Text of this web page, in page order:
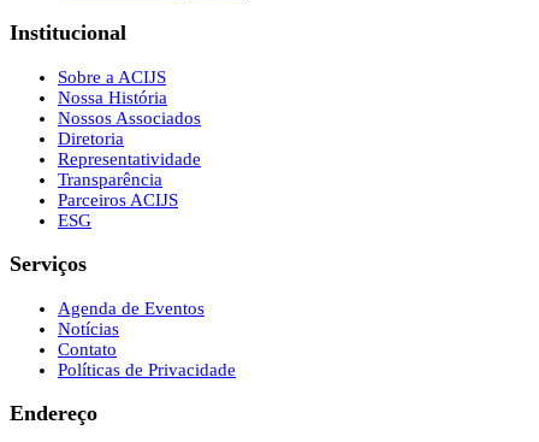
Institucional
Sobre a ACIJS
Nossa História
Nossos Associados
Diretoria
Representatividade
Transparência
Parceiros ACIJS
ESG
Serviços
Agenda de Eventos
Notícias
Contato
Políticas de Privacidade
Endereço